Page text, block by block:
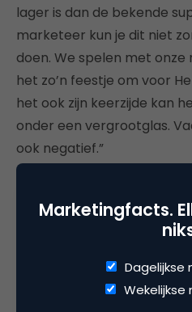
lager is dan de bekende
marketeer kun je dit niet
doen. We spelen met
het zo’n feestje om voor
het ook zijn keerzijde kan
onder een vergrootglas.
ook negatief.”
Daarbij doelt hij op de
is. Zo was Hema de eerste
voor veegpiet. Want, zo
Marketingfacts.
Dagelijkse
Wekelijkse